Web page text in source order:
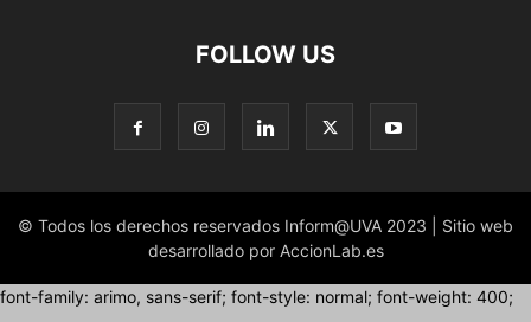
FOLLOW US
© Todos los derechos reservados Inform@UVA 2023 | Sitio web
desarrollado por AccionLab.es
font-family: arimo, sans-serif; font-style: normal; font-weight: 400;